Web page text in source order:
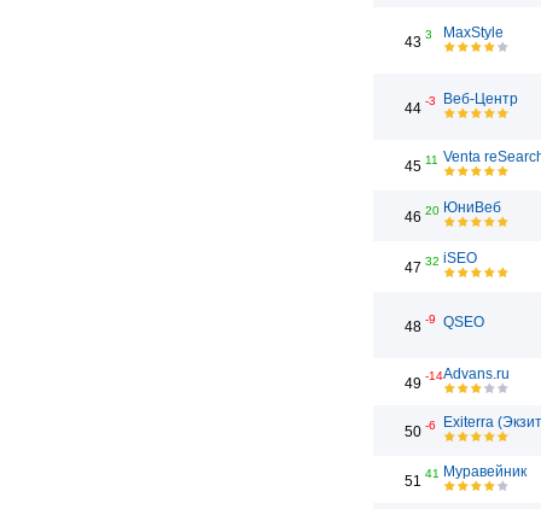
43 3 MaxStyle
44 -3 Веб-Центр
45 11 Venta
46 20 ЮниВеб
47 32 iSEO
48 -9 QSEO
49 -14Advans.ru
50 -6 Exiterra
51 41 Муравейник